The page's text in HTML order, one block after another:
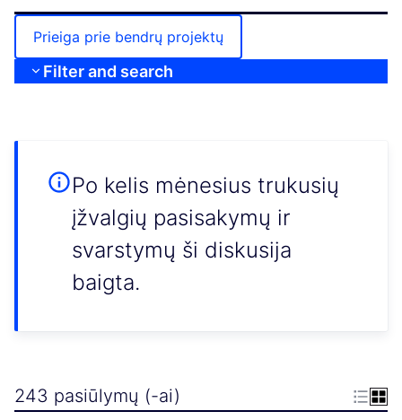
Prieiga prie bendrų projektų
Filter and search
Po kelis mėnesius trukusių
įžvalgių pasisakymų ir
svarstymų ši diskusija
baigta.
243 pasiūlymų (-ai)